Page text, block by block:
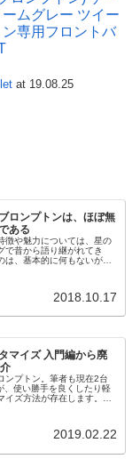
ムグレー ツイー
ン専用フロントバ
at 19.08.25
ロンプトンは、ほぼ無
ある
徴や魅力については、星の
で昔から語り継がれてき
は、基本的に何もないが、
2018.10.17
マイズ 入門編から廃
ンプトン。筆者も現在2台
、使い勝手を良くしたり軽
ズ方法が存在します。こ
2019.02.22